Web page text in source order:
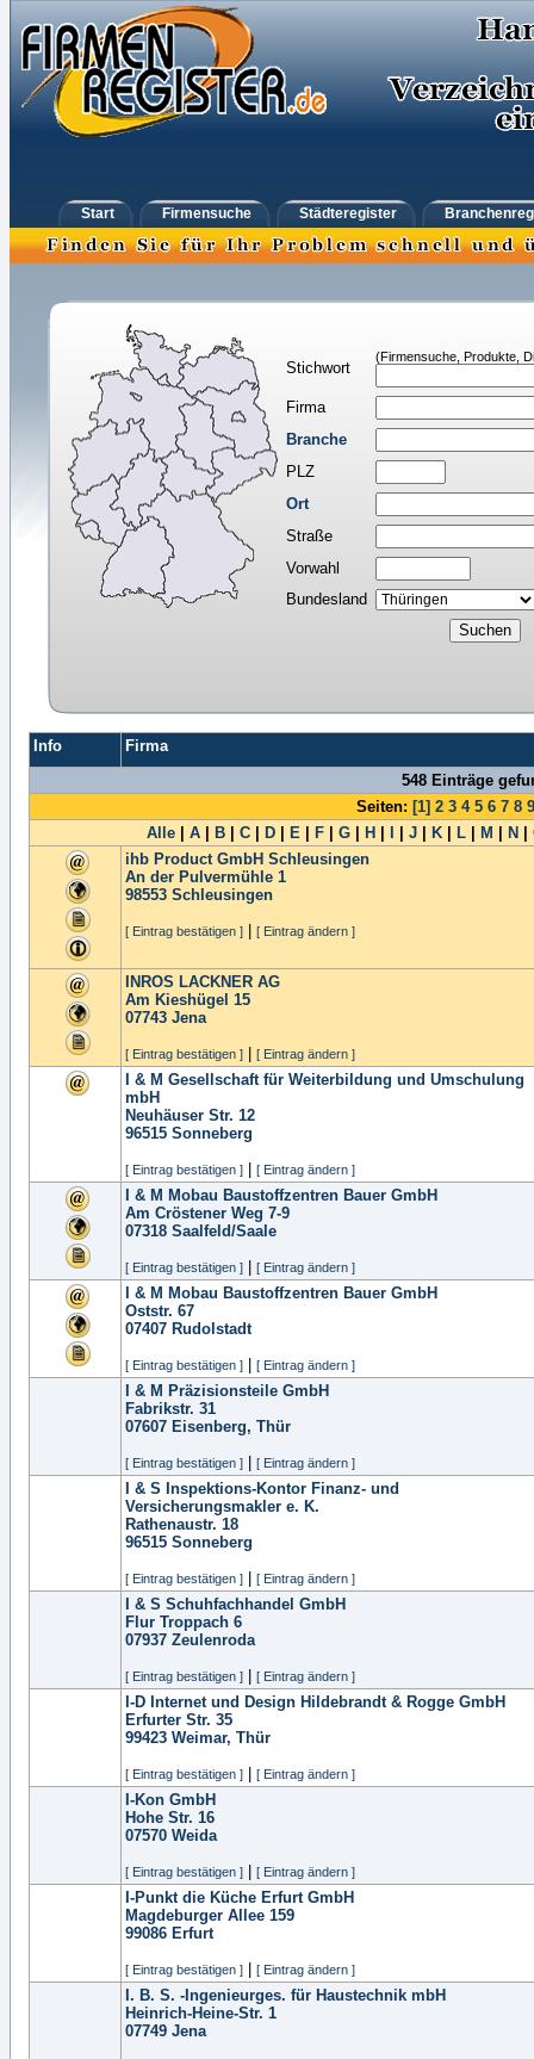
Start Firmensuche Städteregister
Stichwort
(Firmensuche, Produkte,
Firma
Branche
PLZ
Ort
Straße
Vorwahl
Bundesland
Info
Firma
548 Einträge
Seiten: [1] 2 3 4 5 6 7 8 9
Alle
A B C D E F G H J K L M N
ihb Product GmbH Schleusingen
An der Pulvermühle 1
98553 Schleusingen
[ Eintrag bestätigen ] [ Eintrag ändern ]
INROS LACKNER AG
Am Kieshügel 15
07743 Jena
[ Eintrag bestätigen ] [ Eintrag ändern ]
I & M Gesellschaft für Weiterbildung und Umschulung
mbH
Neuhäuser Str. 12
96515 Sonneberg
[ Eintrag bestätigen ] [ Eintrag ändern ]
I & M Mobau Baustoffzentren Bauer GmbH
Am Cröstener Weg 7-9
07318 Saalfeld/Saale
[ Eintrag bestätigen ] [ Eintrag ändern ]
I & M Mobau Baustoffzentren Bauer GmbH
Oststr. 67
07407 Rudolstadt
[ Eintrag bestätigen ] [ Eintrag ändern ]
I & M Präzisionsteile GmbH
Fabrikstr. 31
07607 Eisenberg, Thür
[ Eintrag bestätigen ] [ Eintrag ändern ]
I & S Inspektions-Kontor Finanz- und
Versicherungsmakler e. K.
Rathenaustr. 18
96515 Sonneberg
[ Eintrag bestätigen ] [ Eintrag ändern ]
I & S Schuhfachhandel GmbH
Flur Troppach 6
07937 Zeulenroda
[ Eintrag bestätigen ] [ Eintrag ändern ]
I-D Internet und Design Hildebrandt & Rogge GmbH
Erfurter Str. 35
99423 Weimar, Thür
[ Eintrag bestätigen ] [ Eintrag ändern ]
I-Kon GmbH
Hohe Str. 16
07570 Weida
[ Eintrag bestätigen ] [ Eintrag ändern ]
I-Punkt die Küche Erfurt GmbH
Magdeburger Allee 159
99086 Erfurt
[ Eintrag bestätigen ] [ Eintrag ändern ]
I. B. S. -Ingenieurges. für Haustechnik mbH
Heinrich-Heine-Str. 1
07749 Jena